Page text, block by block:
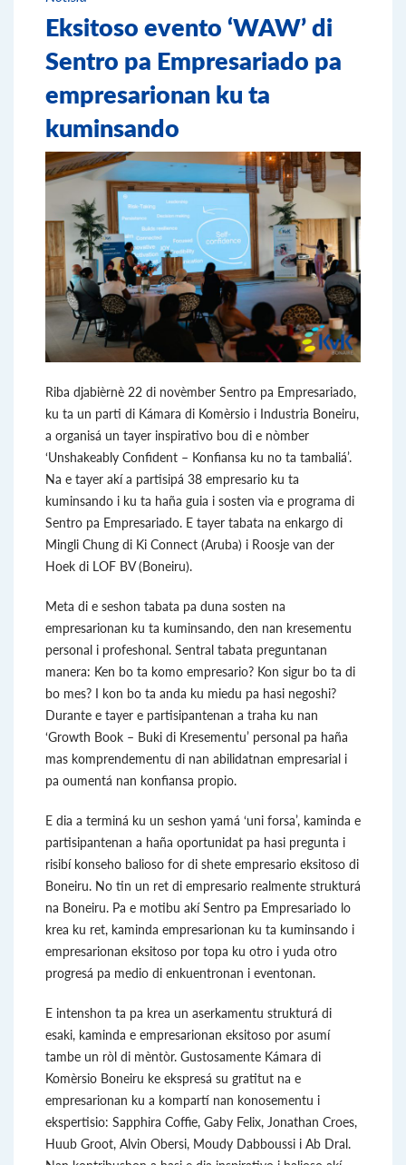
Eksitoso evento ‘WAW’ di
Sentro pa Empresariado pa
empresarionan ku ta
kuminsando
Riba djabièrnè 22 di novèmber Sentro pa Empresariado,
ku ta un parti di Kámara di Komèrsio i Industria Boneiru,
a organisá un tayer inspirativo bou di e nòmber
‘Unshakeably Confident – Konfiansa ku no ta tambaliá’.
Na e tayer akí a partisipá 38 empresario ku ta
kuminsando i ku ta haña guia i sosten via e programa di
Sentro pa Empresariado. E tayer tabata na enkargo di
Mingli Chung di Ki Connect (Aruba) i Roosje van der
Hoek di LOF BV (Boneiru).
Meta di e seshon tabata pa duna sosten na
empresarionan ku ta kuminsando, den nan kresementu
personal i profeshonal. Sentral tabata preguntanan
manera: Ken bo ta komo empresario? Kon sigur bo ta di
bo mes? I kon bo ta anda ku miedu pa hasi negoshi?
Durante e tayer e partisipantenan a traha ku nan
‘Growth Book – Buki di Kresementu’ personal pa haña
mas komprendementu di nan abilidatnan empresarial i
pa oumentá nan konfiansa propio.
E dia a terminá ku un seshon yamá ‘uni forsa’, kaminda e
partisipantenan a haña oportunidat pa hasi pregunta i
risibí konseho balioso for di shete empresario eksitoso di
Boneiru. No tin un ret di empresario realmente strukturá
na Boneiru. Pa e motibu akí Sentro pa Empresariado lo
krea ku ret, kaminda empresarionan ku ta kuminsando i
empresarionan eksitoso por topa ku otro i yuda otro
progresá pa medio di enkuentronan i eventonan.
E intenshon ta pa krea un aserkamentu strukturá di
esaki, kaminda e empresarionan eksitoso por asumí
tambe un ròl di mèntòr. Gustosamente Kámara di
Komèrsio Boneiru ke ekspresá su gratitut na e
empresarionan ku a kompartí nan konosementu i
ekspertisio: Sapphira Coffie, Gaby Felix, Jonathan Croes,
Huub Groot, Alvin Obersi, Moudy Dabboussi i Ab Dral.